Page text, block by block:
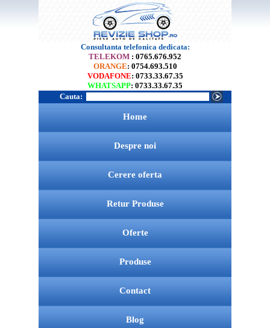
Consultanta telefonica dedicata:
TELEKOM : 0765.676.952
ORANGE: 0754.693.510
VODAFONE: 0733.33.67.35
WHATSAPP: 0733.33.67.35
Cauta:
Home
Despre noi
Cerere oferta
Retur Produse
Oferte
Produse
Contact
Blog